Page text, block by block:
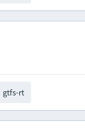
gtfs-rt